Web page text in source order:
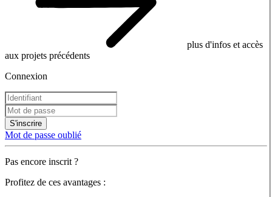
plus d'infos et accès
aux projets précédents
Connexion
S'inscrire
Mot de passe oublié
Pas encore inscrit ?
Profitez de ces avantages :